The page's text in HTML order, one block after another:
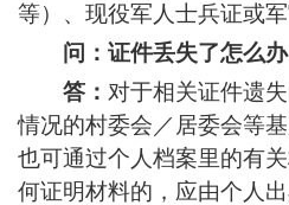
等）、现役军人士兵证或军
问：证件丢失了怎么办
答： 对于相关证件遗
情况的村委会／居委会等
也可通过个人档案里的有
何证明材料的，应由个人